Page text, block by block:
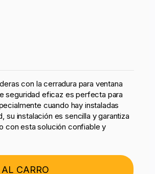
con la cerradura para ventana
seguridad eficaz es perfecta para
cuando hay instaladas
su instalación es sencilla y garantiza
con esta solución confiable y
CARRO